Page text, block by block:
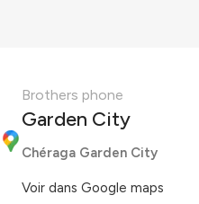
Brothers phone
Garden City
Chéraga Garden City
Voir dans Google maps